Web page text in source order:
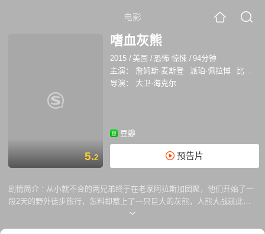
电影
5.2
嗜血灰熊
2015 / 美国 /恐怖 惊悚 /94分钟
主演：
詹姆斯·麦斯登 派珀·佩拉博
比利·鲍伯·松顿
导演：
大卫·海克尔
豆瓣
预告片
剧情简介 : 从小就不合的两兄弟终于在老家阿拉斯加团聚，他们开始了一
段2天的野外徒步旅行，怎料却惹上了一只巨大的灰熊，人熊大战就此展